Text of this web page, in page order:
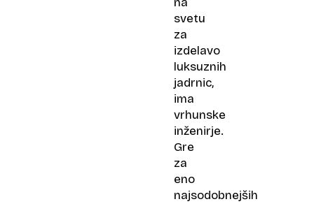
svetu
za
izdelavo
luksuznih
jadrnic,
ima
vrhunske
inženirje.
Gre
za
eno
najsodobnejših